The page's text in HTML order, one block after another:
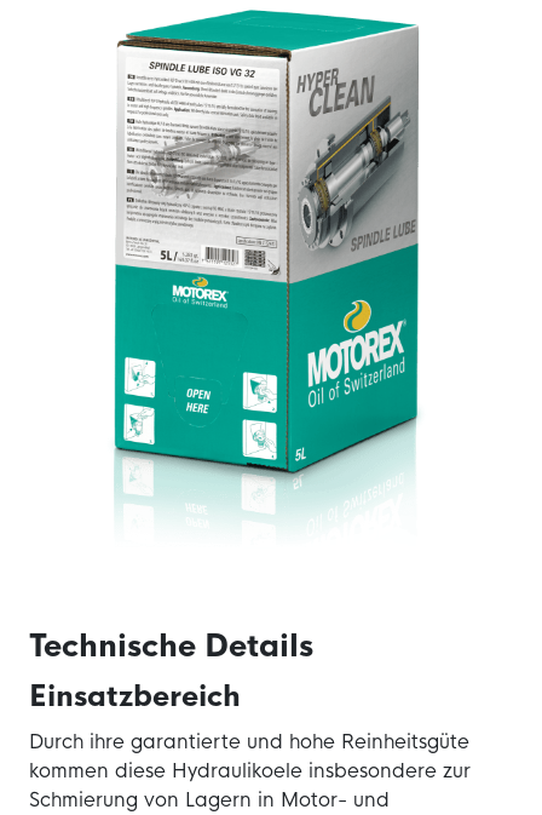
Technische Details
Einsatzbereich
Durch ihre garantierte und hohe Reinheitsgüte
kommen diese Hydraulikoele insbesondere zur
Schmierung von Lagern in Motor- und